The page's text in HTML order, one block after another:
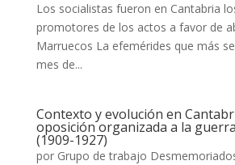
Los socialistas fueron en Cantabria
promotores de los actos a favor de
Marruecos La efemérides que más
mes de...
Contexto y evolución en
oposición organizada a la
(1909-1927)
por Grupo de trabajo